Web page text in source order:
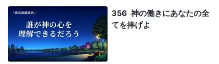
356 神の働きにあなたの全
てを捧げよ